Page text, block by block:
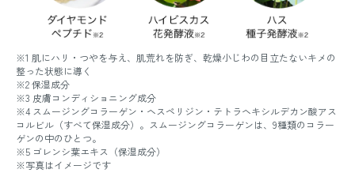
※1 肌にハリ・つやを与え、肌荒れを防ぎ、乾燥小じわの目立たないキメの
整った状態に導く
※2 保湿成分
※3 皮膚コンディショニング成分
※4 スムージングコラーゲン・ヘスペリジン・テトラヘキシルデカン酸アス
コルビル（すべて保湿成分）。スムージングコラーゲンは、9種類のコラー
ゲンの中のひとつ。
※5 ゴレンシ葉エキス（保湿成分）
※写真はイメージです